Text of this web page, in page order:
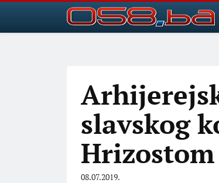
slavskog
Hrizostom
08.07.2019.